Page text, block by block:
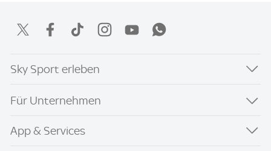
Sky Sport erleben
Für Unternehmen
App & Services